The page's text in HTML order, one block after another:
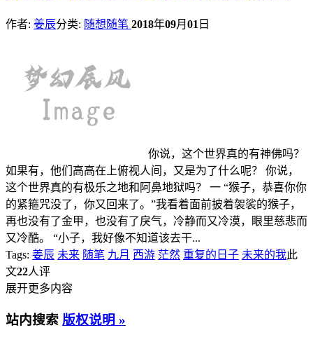
作者: 姜辰分类: 随想随笔 2018年09月 01 日
你说，这个世界真的有神佛吗？
如果有，他们高高在上俯视人间，又是为了什么呢？ 你说，
这个世界真的有极乐之地和阿鼻地狱吗？ 一 “猴子，恭喜你你
的紧箍咒没了，你又回来了。”我看着面前披着袈裟的猴子，
再也没有了金甲，也没有了戾气，冷静而又冷漠，眼里慈悲而
又冷酷。 “小子，我好像不知道该去干...
Tags: 姜辰 未来 随笔 九月 西游 茫然 重复的日子 未来的我此
文22人评
展开更多内容
站内搜索 版权说明 »